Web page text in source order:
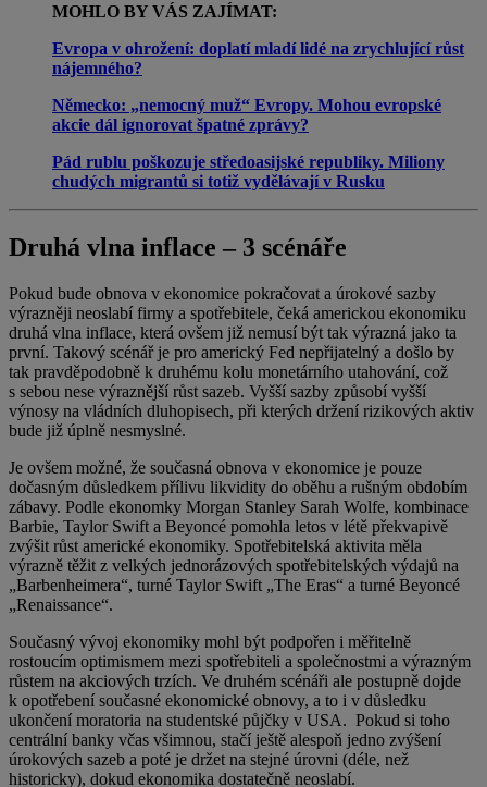
MOHLO BY VÁS ZAJÍMAT:
Evropa v ohrožení: doplatí mladí lidé na zrychlující růst
nájemného?
Německo: „nemocný muž“ Evropy. Mohou evropské
akcie dál ignorovat špatné zprávy?
Pád rublu poškozuje středoasijské republiky. Miliony
chudých migrantů si totiž vydělávají v Rusku
Druhá vlna inflace – 3 scénáře
Pokud bude obnova v ekonomice pokračovat a úrokové sazby
výrazněji neoslabí firmy a spotřebitele, čeká americkou ekonomiku
druhá vlna inflace, která ovšem již nemusí být tak výrazná jako ta
první. Takový scénář je pro americký Fed nepřijatelný a došlo by
tak pravděpodobně k druhému kolu monetárního utahování, což
s sebou nese výraznější růst sazeb. Vyšší sazby způsobí vyšší
výnosy na vládních dluhopisech, při kterých držení rizikových aktiv
bude již úplně nesmyslné.
Je ovšem možné, že současná obnova v ekonomice je pouze
dočasným důsledkem přílivu likvidity do oběhu a rušným obdobím
zábavy. Podle ekonomky Morgan Stanley Sarah Wolfe, kombinace
Barbie, Taylor Swift a Beyoncé pomohla letos v létě překvapivě
zvýšit růst americké ekonomiky. Spotřebitelská aktivita měla
výrazně těžit z velkých jednorázových spotřebitelských výdajů na
„Barbenheimera“, turné Taylor Swift „The Eras“ a turné Beyoncé
„Renaissance“.
Současný vývoj ekonomiky mohl být podpořen i měřitelně
rostoucím optimismem mezi spotřebiteli a společnostmi a výrazným
růstem na akciových trzích. Ve druhém scénáři ale postupně dojde
k opotřebení současné ekonomické obnovy, a to i v důsledku
ukončení moratoria na studentské půjčky v USA. Pokud si toho
centrální banky včas všimnou, stačí ještě alespoň jedno zvýšení
úrokových sazeb a poté je držet na stejné úrovni (déle, než
historicky), dokud ekonomika dostatečně neoslabí.